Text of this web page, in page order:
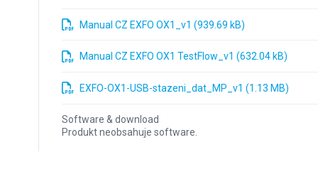
Manual CZ EXFO OX1_v1 (939.69 kB)
Manual CZ EXFO OX1 TestFlow_v1 (632.04 kB)
EXFO-OX1-USB-stazeni_dat_MP_v1 (1.13 MB)
Software & download
Produkt neobsahuje software.